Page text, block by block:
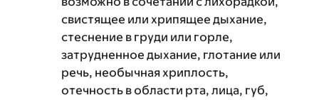
свистящее или хрипящее дыхание,
стеснение в груди или горле,
затрудненное дыхание, глотание или
речь, необычная хриплость,
отечность в области рта, лица, губ,